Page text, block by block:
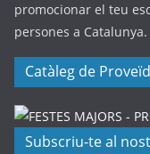
promocionar el teu
persones a Catalunya.
Catàleg de
Subscriu-te al